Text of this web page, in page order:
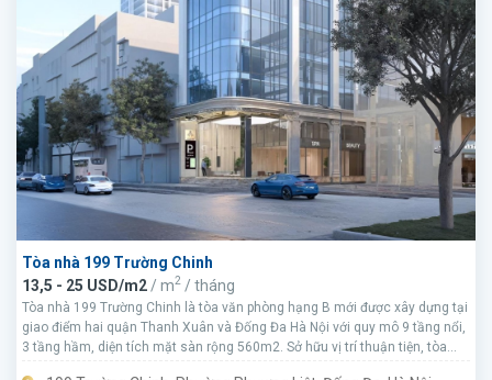
Tòa nhà 199 Trường Chinh
13,5 - 25 USD/m2 / m2 / tháng
Tòa nhà 199 Trường Chinh là tòa văn phòng hạng B mới được xây dựng tại
giao điểm hai quận Thanh Xuân và Đống Đa Hà Nội với quy mô 9 tầng nổi,
3 tầng hầm, diện tích mặt sàn rộng 560m2. Sở hữu vị trí thuận tiện, tòa